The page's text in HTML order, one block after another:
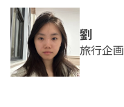
劉
旅行企画